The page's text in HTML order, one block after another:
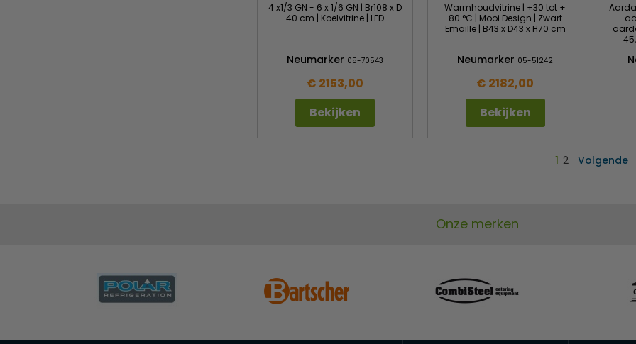
4 x1/3 GN - 6 x 1/6 GN | Br108 x D
40 cm | Koelvitrine | LED
Neumarker 05-70543
€ 2153,00
Bekijken
Warmhoudvitrine | +30 tot +
80 °C | Mooi Design | Zwart
Emaille | B43 x D43 x H70 cm
Neumarker 05-51242
€ 2182,00
Bekijken
1 2 Volgende
Onze merken